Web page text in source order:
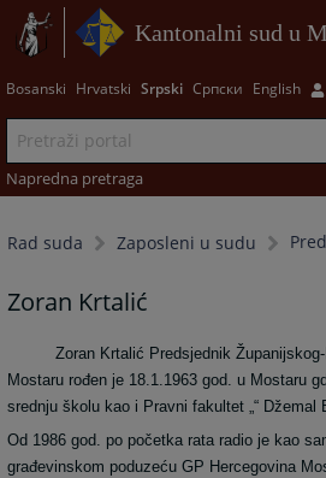
Kantonalni sud u
Bosanski Hrvatski Srpski Српски English
Napredna pretraga
Rad suda Zaposleni u sudu
Zoran Krtalić
Zoran Krtalić Predsjednik
Mostaru rođen je 18.1.1963 god. u Mostaru
srednju školu kao i Pravni fakultet „“ Džemal
Od 1986 god. po početka rata radio je kao
građevinskom poduzeću GP Hercegovina